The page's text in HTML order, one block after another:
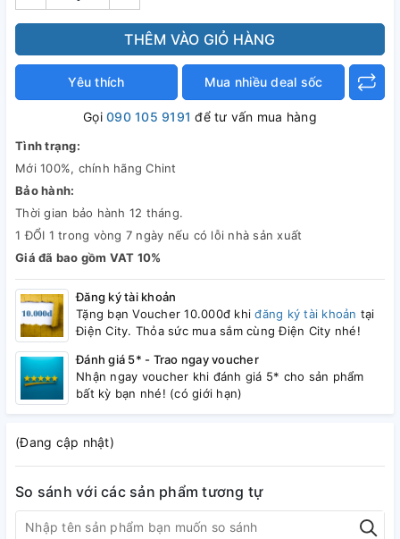
THÊM VÀO GIỎ HÀNG
Yêu thích Mua nhiều deal sốc
Gọi090 105 9191 để tư vấn mua hàng
Tình trạng:
Mới 100%, chính hãng Chint
Bảo hành:
Thời gian bảo hành 12 tháng.
1 ĐỔI 1 trong vòng 7 ngày nếu có lỗi nhà sản xuất
Giá đã bao gồm VAT 10%
Đăng ký tài khoản
Tặng bạn Voucher 10.000đ khiđăng ký tài khoản tại
Điện City. Thỏa sức mua sắm cùng Điện City nhé!
Đánh giá 5* - Trao ngay voucher
Nhận ngay voucher khi đánh giá 5* cho sản phẩm
bất kỳ bạn nhé! (có giới hạn)
(Đang cập nhật)
So sánh với các sản phẩm tương tự